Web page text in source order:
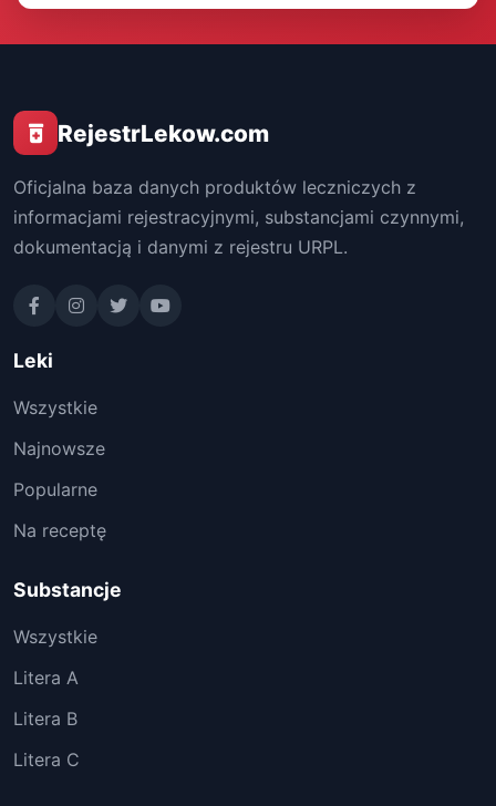
RejestrLekow.com
Oficjalna baza danych produktów leczniczych z
informacjami rejestracyjnymi, substancjami czynnymi,
dokumentacją i danymi z rejestru URPL.
Leki
Wszystkie
Najnowsze
Popularne
Na receptę
Substancje
Wszystkie
Litera A
Litera B
Litera C